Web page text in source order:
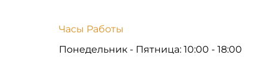
Часы Работы
Понедельник - Пятница: 10:00 - 18:00